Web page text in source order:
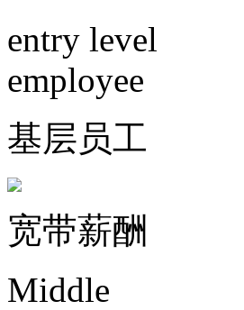
entry level
employee
基层员工
宽带薪酬
Middle